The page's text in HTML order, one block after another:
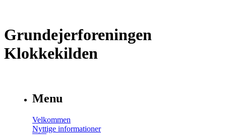
Grundejerforeningen
Klokkekilden
Menu
Velkommen
Nyttige informationer